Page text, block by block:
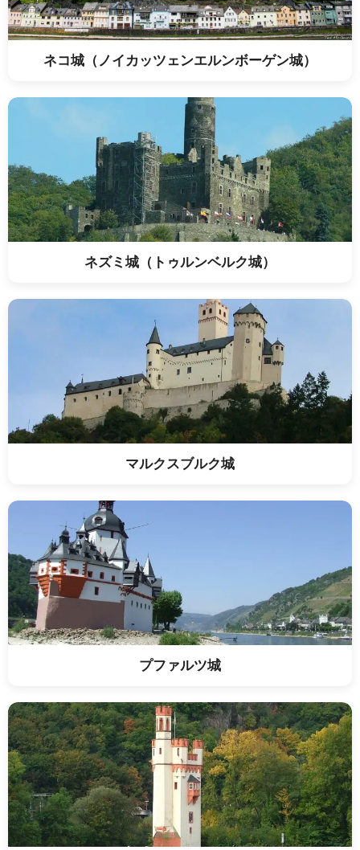
ネコ城（ノイカッツェンエルンボーゲン城）
ネズミ城（トゥルンベルク城）
マルクスブルク城
プファルツ城